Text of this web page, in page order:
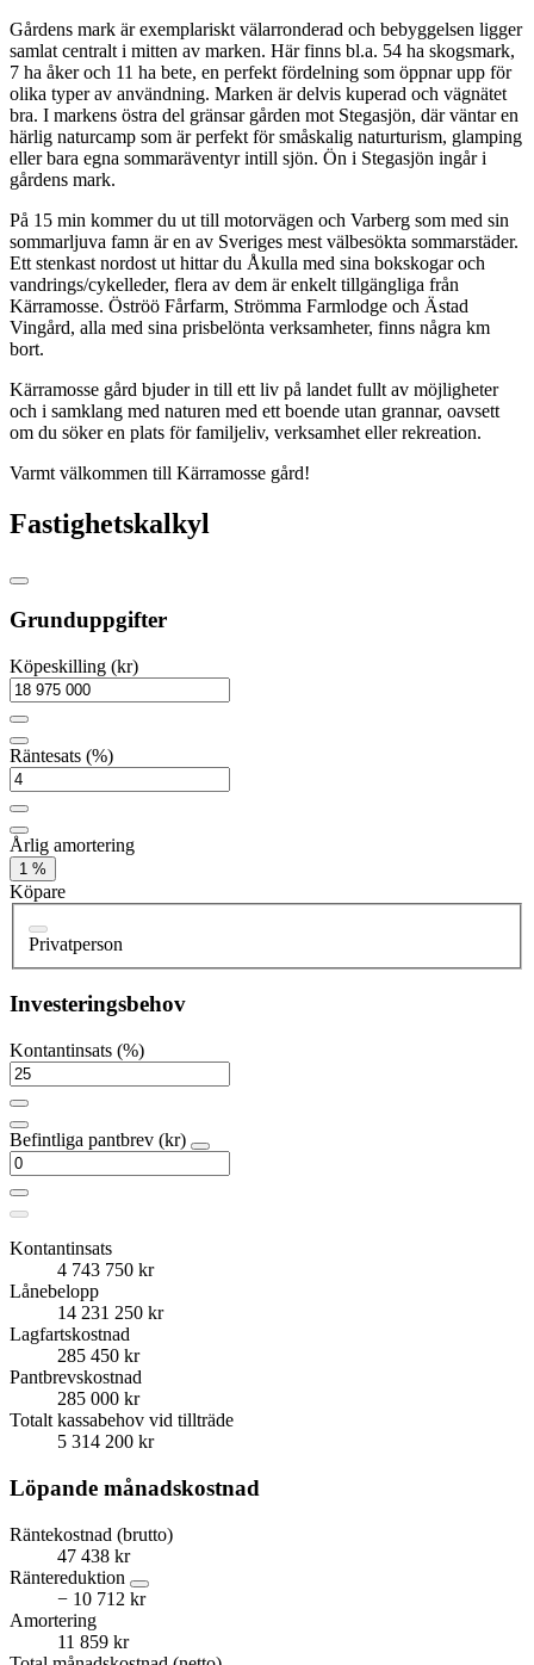
Gårdens mark är exemplariskt välarronderad och bebyggelsen ligger
samlat centralt i mitten av marken. Här finns bl.a. 54 ha skogsmark,
7 ha åker och 11 ha bete, en perfekt fördelning som öppnar upp för
olika typer av användning. Marken är delvis kuperad och vägnätet
bra. I markens östra del gränsar gården mot Stegasjön, där väntar en
härlig naturcamp som är perfekt för småskalig naturturism, glamping
eller bara egna sommaräventyr intill sjön. Ön i Stegasjön ingår i
gårdens mark.
På 15 min kommer du ut till motorvägen och Varberg som med sin
sommarljuva famn är en av Sveriges mest välbesökta sommarstäder.
Ett stenkast nordost ut hittar du Åkulla med sina bokskogar och
vandrings/cykelleder, flera av dem är enkelt tillgängliga från
Kärramosse. Öströö Fårfarm, Strömma Farmlodge och Ästad
Vingård, alla med sina prisbelönta verksamheter, finns några km
bort.
Kärramosse gård bjuder in till ett liv på landet fullt av möjligheter
och i samklang med naturen med ett boende utan grannar, oavsett
om du söker en plats för familjeliv, verksamhet eller rekreation.
Varmt välkommen till Kärramosse gård!
Fastighetskalkyl
Grunduppgifter
Köpeskilling (kr)
Räntesats (%)
Årlig amortering
1 %
Köpare
Privatperson
Investeringsbehov
Kontantinsats (%)
Befintliga pantbrev (kr)
Kontantinsats
4 743 750 kr
Lånebelopp
14 231 250 kr
Lagfartskostnad
285 450 kr
Pantbrevskostnad
285 000 kr
Totalt kassabehov vid tillträde
5 314 200 kr
Löpande månadskostnad
Räntekostnad (brutto)
47 438 kr
Räntereduktion
− 10 712 kr
Amortering
11 859 kr